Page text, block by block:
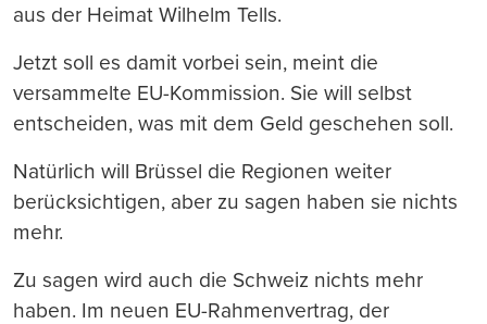
aus der Heimat Wilhelm Tells.
Jetzt soll es damit vorbei sein, meint die
versammelte EU-Kommission. Sie will selbst
entscheiden, was mit dem Geld geschehen soll.
Natürlich will Brüssel die Regionen weiter
berücksichtigen, aber zu sagen haben sie nichts
mehr.
Zu sagen wird auch die Schweiz nichts mehr
haben. Im neuen EU-Rahmenvertrag, der